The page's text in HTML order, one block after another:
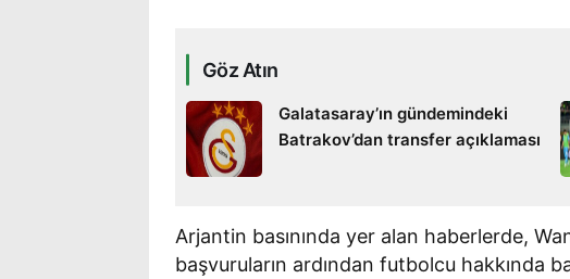
Göz Atın
Galatasaray’ın gündemindeki
Batrakov’dan transfer açıklaması
Arjantin basınında yer alan haberlerde,
başvuruların ardından futbolcu hakkında